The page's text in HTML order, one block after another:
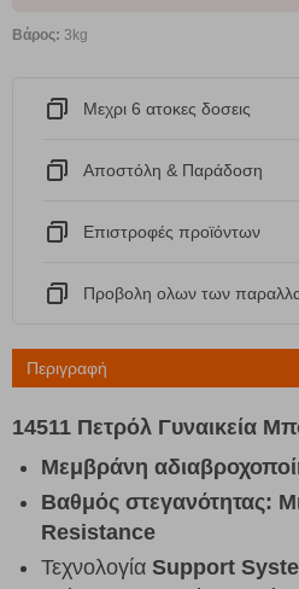
Βάρος: 3kg
Μεχρι 6 ατοκες δοσεις
Αποστόλη & Παράδοση
Eπιστροφές προϊόντων
Προβολη ολων των
Περιγραφή
14511 Πετρόλ Γυναικεία
Μεμβράνη
Βαθμός στεγανότητας:
Resistance
Τεχνολογία Support